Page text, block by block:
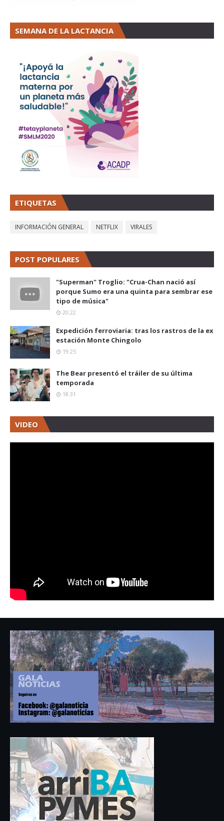
SEMANA DE LA LACTANCIA
ETIQUETAS
INFORMACIÓN GENERAL NETFLIX VIRALES
POST POPULARES
"Superman" Troglio: "Crua-Chan nació así
porque Sumo era una quinta para sembrar ese
tipo de música"
20:22
Expedición ferroviaria: tras los rastros de la ex
estación Monte Chingolo
19:25
The Bear presentó el tráiler de su última
temporada
18:31
VIDEO